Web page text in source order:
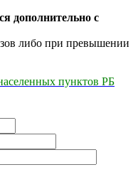
дополнительно с
либо при превышении
пунктов РБ